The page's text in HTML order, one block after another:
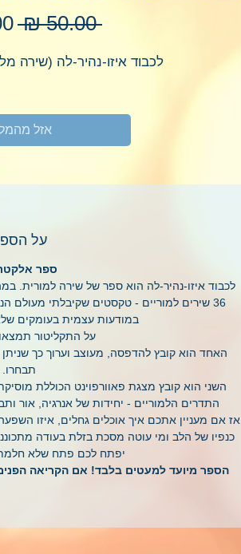
‏50.00 ‏₪
לכבוד איזו-נהיר-לה (שירה
אזל
על
ספר
לכבוד איזו-נהיר-לה הוא ספר של שירה למורית.
36 שירים למוריים - טקסטים שקיבלתי
במודעות עצמית בעומקים
על התקליטור
האחד הוא קובץ להדפסה, מעוצב וערוך כך
תבחרו.
השני הוא קובץ מצגת פאוורפוינט הכוללת
התדרים הלמוריים - יחידות של אנרגיה, אור
אז אם מעניין אתכם איך אוכלים גחלים, איזו
כנפיו של הלב ומי עוטה מסכת בזלת בעודה
יפתח לכם פתח שלא
הספר מיועד למעטים בלבד! אם הקריאה